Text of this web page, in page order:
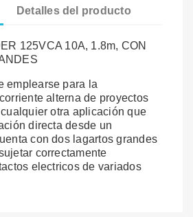
Detalles del producto
125VCA 10A, 1.8m, CON
emplearse para la
alterna de proyectos
otra aplicación que
directa desde un
con dos lagartos grandes
correctamente
electricos de variados